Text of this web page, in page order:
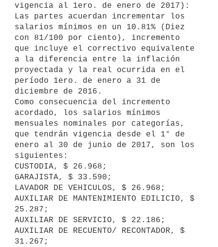
vigencia al 1ero. de enero de 2017):
Las partes acuerdan incrementar los
salarios mínimos en un 10.81% (Diez
con 81/100 por ciento), incremento
que incluye el correctivo equivalente
a la diferencia entre la inflación
proyectada y la real ocurrida en el
período 1ero. de enero a 31 de
diciembre de 2016.
Como consecuencia del incremento
acordado, los salarios mínimos
mensuales nominales por categorías,
que tendrán vigencia desde el 1° de
enero al 30 de junio de 2017, son los
siguientes:
CUSTODIA, $ 26.968;
GARAJISTA, $ 33.590;
LAVADOR DE VEHICULOS, $ 26.968;
AUXILIAR DE MANTENIMIENTO EDILICIO, $
25.287;
AUXILIAR DE SERVICIO, $ 22.186;
AUXILIAR DE RECUENTO/ RECONTADOR, $
31.267;